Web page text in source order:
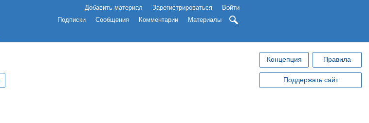
Добавить материал Зарегистрироваться
Войти
Подписки
Сообщения Комментарии Материалы
Концепция Правила
Поддержать сайт